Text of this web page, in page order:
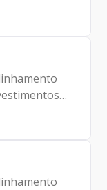
Isabela
Vilas
Alexandre
Jorge